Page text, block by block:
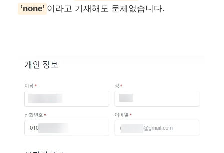
‘none’ 이라고 기재해도 문제없습니다.